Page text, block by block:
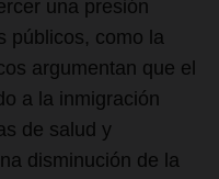
una presión
públicos, como la
argumentan que el
a la inmigración
de salud y
disminución de la